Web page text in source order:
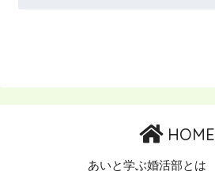
HOME
あいと学ぶ婚活部とは